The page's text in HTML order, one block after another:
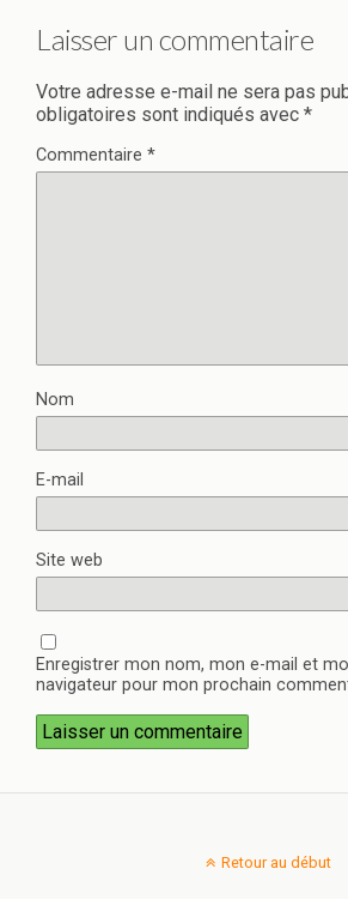
Laisser un commentaire
Votre adresse e-mail ne sera pas
obligatoires sont indiqués avec *
Commentaire *
Nom
E-mail
Site web
Enregistrer mon nom, mon e-mail et
navigateur pour mon prochain
Retour au début